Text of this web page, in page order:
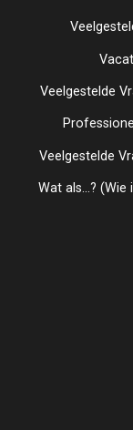
Veelgestelde
Veelgestelde
Wat als...?